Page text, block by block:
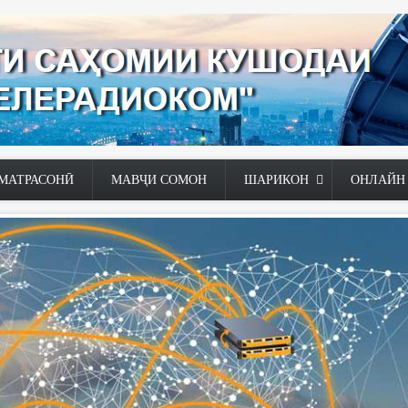
МАВҶИ СОМОН ШАРИКОН ОНЛАЙН